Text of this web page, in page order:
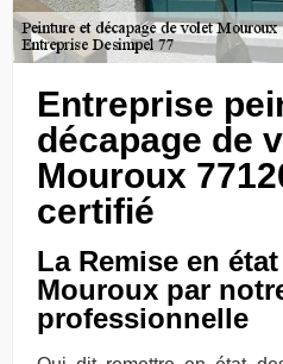
Entreprise
décapage de
Mouroux
certifié
La Remise en
Mouroux par
professionnelle